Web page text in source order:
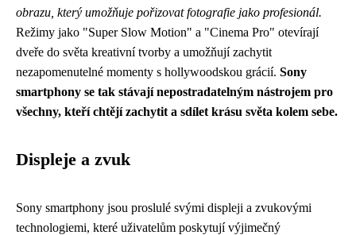
obrazu, který umožňuje pořizovat fotografie jako profesionál.
Režimy jako "Super Slow Motion" a "Cinema Pro" otevírají
dveře do světa kreativní tvorby a umožňují zachytit
nezapomenutelné momenty s hollywoodskou grácií. Sony
smartphony se tak stávají nepostradatelným nástrojem pro
všechny, kteří chtějí zachytit a sdílet krásu světa kolem sebe.
Displeje a zvuk
Sony smartphony jsou proslulé svými displeji a zvukovými
technologiemi, které uživatelům poskytují výjimečný